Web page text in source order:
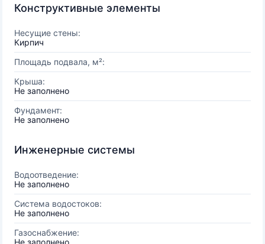
Конструктивные элементы
Несущие стены:
Кирпич
Площадь подвала, м²:
Крыша:
Не заполнено
Фундамент:
Не заполнено
Инженерные системы
Водоотведение:
Не заполнено
Система водостоков:
Не заполнено
Газоснабжение:
Не заполнено